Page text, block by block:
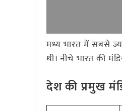
मध्य भारत में सबसे
थी। नीचे भारत की
देश की प्रमुख